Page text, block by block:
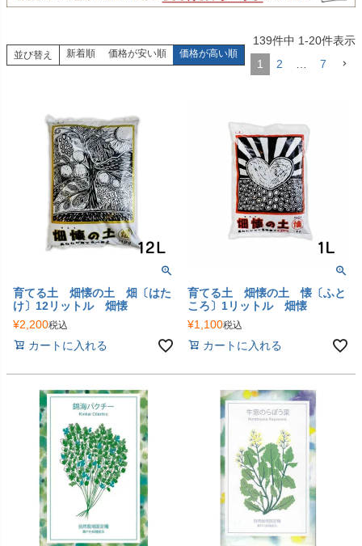
並び替え 新着順 価格が安い順 価格が高い順
139件中 1-20件表示
1
2 7
育てる土 畑懐の土 畑〔はた
け〕12リットル 畑懐
¥2,200税込
カートに入れる
育てる土 畑懐の土 懐〔ふと
ころ〕1リットル 畑懐
¥1,100税込
カートに入れる